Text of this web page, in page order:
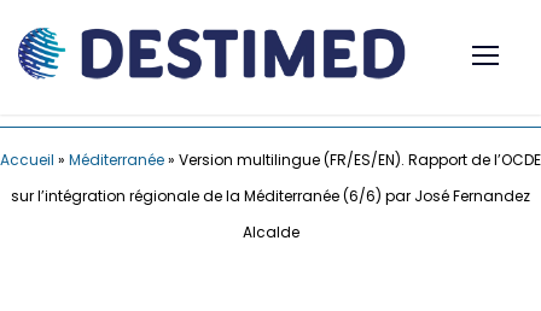
Accueil » Méditerranée» Version multilingue (FR/ES/EN). Rapport de l’OCDE
sur l’intégration régionale de la Méditerranée (6/6) par José Fernandez
Alcalde